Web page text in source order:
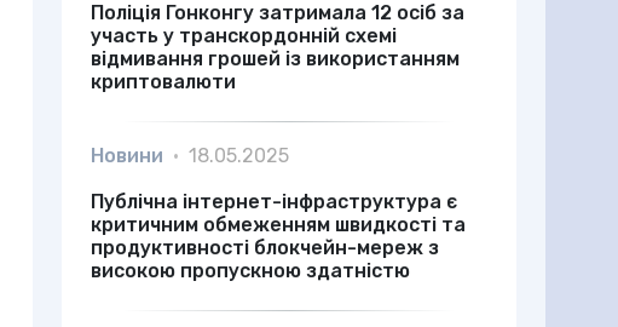
Поліція Гонконгу затримала 12 осіб за
участь у транскордонній схемі
відмивання грошей із використанням
криптовалюти
Новини • 18.05.2025
Публічна інтернет-інфраструктура є
критичним обмеженням швидкості та
продуктивності блокчейн-мереж з
високою пропускною здатністю